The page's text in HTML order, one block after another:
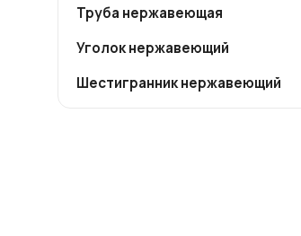
Труба нержавеющая
Уголок нержавеющий
Шестигранник нержавеющий